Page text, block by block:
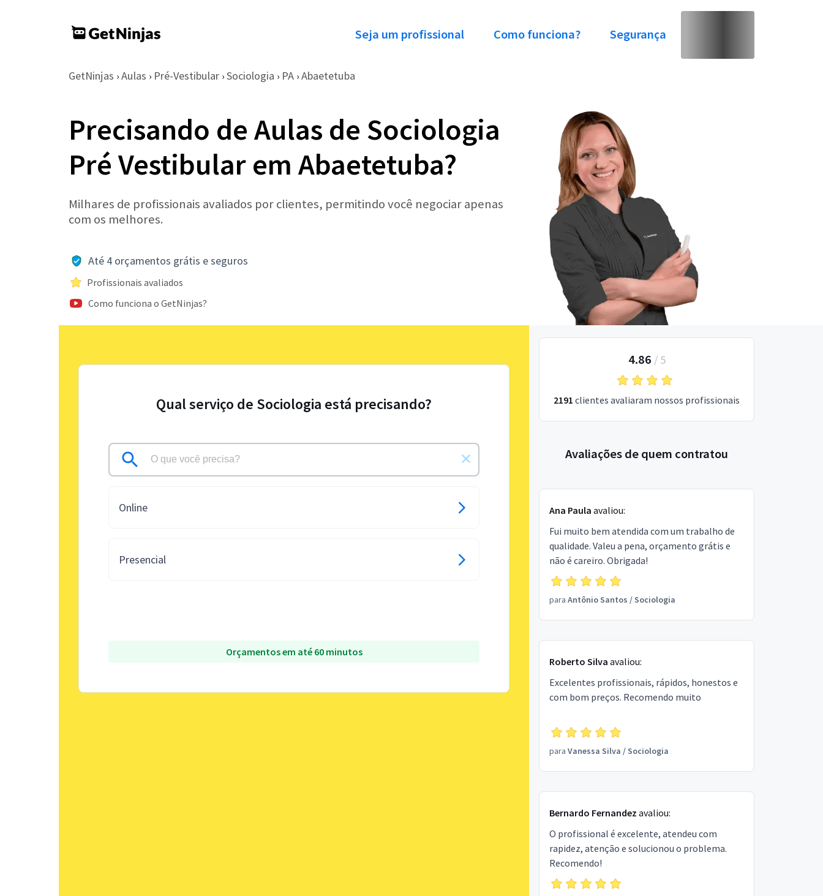
Seja um profissional Como funciona? Segurança
GetNinjas › Aulas › Pré-Vestibular › Sociologia › PA › Abaetetuba
Precisando de Aulas de Sociologia
Pré Vestibular em Abaetetuba?
Milhares de profissionais avaliados por clientes, permitindo você negociar apenas
com os melhores.
Até 4 orçamentos grátis e seguros
Profissionais avaliados
Como funciona o GetNinjas?
Qual serviço de Sociologia está precisando?
Online
Presencial
Orçamentos em até 60 minutos
4.86 / 5
2191 clientes avaliaram nossos profissionais
Avaliações de quem contratou
Ana Paula avaliou:
Fui muito bem atendida com um trabalho de
qualidade. Valeu a pena, orçamento grátis e
não é careiro. Obrigada!
para Antônio Santos /Sociologia
Roberto Silva avaliou:
Excelentes profissionais, rápidos, honestos e
com bom preços. Recomendo muito
para Vanessa Silva /Sociologia
Bernardo Fernandez avaliou:
O profissional é excelente, atendeu com
rapidez, atenção e solucionou o problema.
Recomendo!